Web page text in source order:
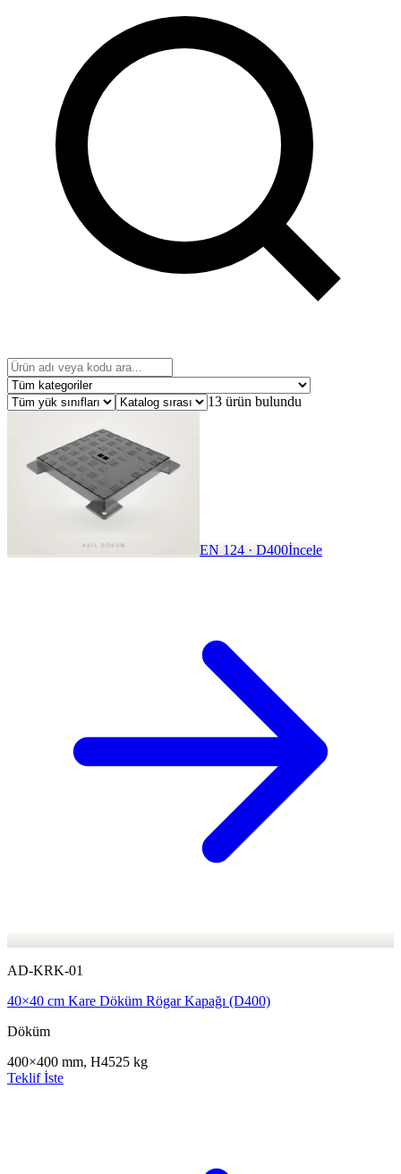
13 ürün bulundu
EN 124 · D400İncele
AD-KRK-01
40×40 cm Kare Döküm Rögar Kapağı (D400)
Döküm
400×400 mm, H4525 kg
Teklif İste